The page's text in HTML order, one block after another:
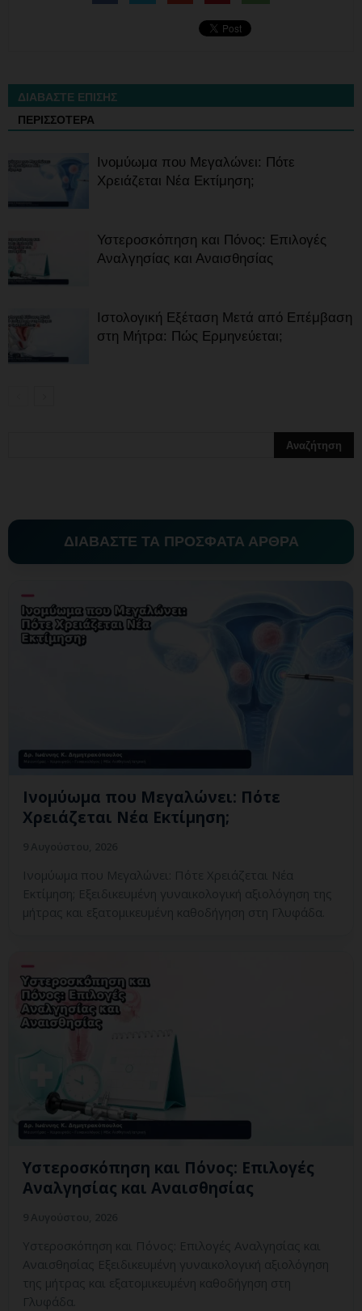
ΔΙΑΒΑΣΤΕ ΕΠΙΣΗΣ
ΠΕΡΙΣΣΟΤΕΡΑ
Ινομύωμα που Μεγαλώνει: Πότε
Χρειάζεται Νέα Εκτίμηση;
Υστεροσκόπηση και Πόνος: Επιλογές
Αναλγησίας και Αναισθησίας
Ιστολογική Εξέταση Μετά από Επέμβαση
στη Μήτρα: Πώς Ερμηνεύεται;
ΔΙΑΒΑΣΤΕ ΤΑ ΠΡΟΣΦΑΤΑ ΑΡΘΡΑ
Ινομύωμα που Μεγαλώνει: Πότε
Χρειάζεται Νέα Εκτίμηση;
Ινομύωμα που Μεγαλώνει: Πότε Χρειάζεται Νέα
Εκτίμηση; Εξειδικευμένη γυναικολογική αξιολόγηση της
μήτρας και εξατομικευμένη καθοδήγηση στη Γλυφάδα.
Υστεροσκόπηση και Πόνος: Επιλογές
Αναλγησίας και Αναισθησίας
Υστεροσκόπηση και Πόνος: Επιλογές Αναλγησίας και
Αναισθησίας Εξειδικευμένη γυναικολογική αξιολόγηση
της μήτρας και εξατομικευμένη καθοδήγηση στη
Γλυφάδα.